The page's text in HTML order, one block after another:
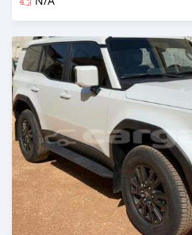
Dougal na niou ko depuis over 1 years